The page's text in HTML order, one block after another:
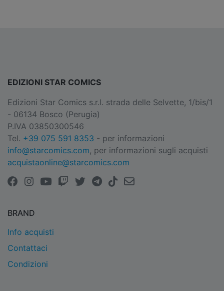
EDIZIONI STAR COMICS
Edizioni Star Comics s.r.l. strada delle Selvette, 1/bis/1
- 06134 Bosco (Perugia)
P.IVA 03850300546
Tel. +39 075 591 8353 - per informazioni
info@starcomics.com, per informazioni sugli acquisti
acquistaonline@starcomics.com
BRAND
Info acquisti
Contattaci
Condizioni